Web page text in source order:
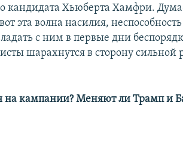
кандидата Хьюберта Хамфри.
эта волна насилия,
с ним в первые дни
шарахнутся в сторону сильной
на кампании? Меняют ли Трамп и